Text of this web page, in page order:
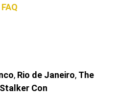
FAQ
, Rio de Janeiro, The
Con